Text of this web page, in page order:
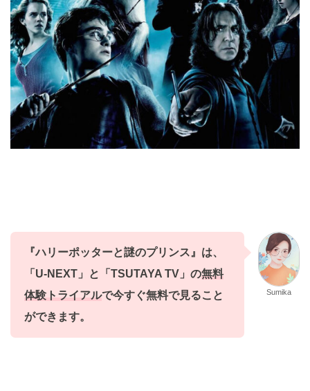
『ハリーポッターと謎のプリンス』 は、
「U-NEXT」と「TSUTAYA TV 」 の無料
体験トライアルで今すぐ無料で見ること
ができます。
Sumika